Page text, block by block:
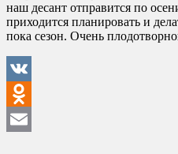
наш десант отправится по
приходится планировать и
пока сезон. Очень
VK
Odnoklassniki